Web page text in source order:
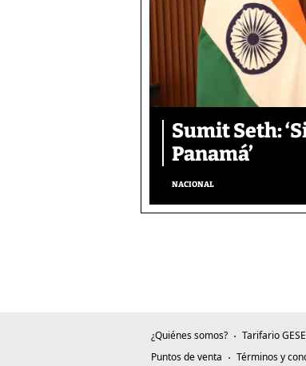
Sumit Seth:
Panamá’
NACIONAL
¿Quiénes somos? Tarifario GESE
Puntos de venta
Términos y